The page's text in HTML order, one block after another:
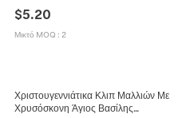
Διακόσμηση Τραπεζιού Σπιτιού
$5.20
Μικτό MOQ : 2
Χριστουγεννιάτικα Κλιπ Μαλλιών Με
Χρυσόσκονη Άγιος Βασίλης